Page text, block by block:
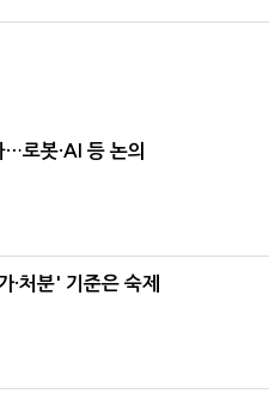
로봇·AI 등 논의
·처분' 기준은 숙제